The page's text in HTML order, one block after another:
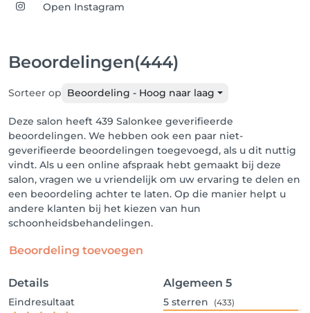
Open Instagram
Beoordelingen(444)
Sorteer op Beoordeling - Hoog naar laag
Deze salon heeft 439 Salonkee geverifieerde
beoordelingen. We hebben ook een paar niet-
geverifieerde beoordelingen toegevoegd, als u dit nuttig
vindt. Als u een online afspraak hebt gemaakt bij deze
salon, vragen we u vriendelijk om uw ervaring te delen en
een beoordeling achter te laten. Op die manier helpt u
andere klanten bij het kiezen van hun
schoonheidsbehandelingen.
Beoordeling toevoegen
Details
Eindresultaat
Algemeen 5
5 sterren (433)